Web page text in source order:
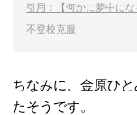
引用：【何かに夢中に
不登校克服
ちなみに、金原ひ
たそうです。